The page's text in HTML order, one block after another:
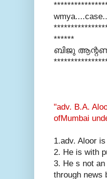
wmya....
******
ബിജു
"adv. B.A.
ofMumbai
1.adv. Aloor
2. He is with
3. He s not
through news